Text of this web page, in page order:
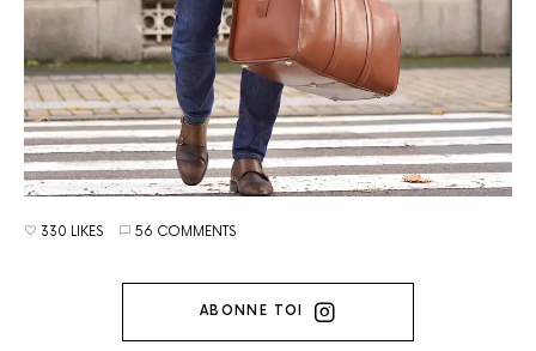
330 LIKES 56 COMMENTS
ABONNE TOI